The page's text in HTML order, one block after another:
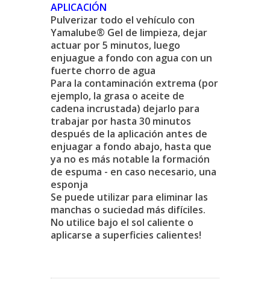
APLICACIÓN
Pulverizar todo el vehículo con
Yamalube® Gel de limpieza, dejar
actuar por 5 minutos, luego
enjuague a fondo con agua con un
fuerte chorro de agua
Para la contaminación extrema (por
ejemplo, la grasa o aceite de
cadena incrustada) dejarlo para
trabajar por hasta 30 minutos
después de la aplicación antes de
enjuagar a fondo abajo, hasta que
ya no es más notable la formación
de espuma - en caso necesario, una
esponja
Se puede utilizar para eliminar las
manchas o suciedad más difíciles.
No utilice bajo el sol caliente o
aplicarse a superficies calientes!